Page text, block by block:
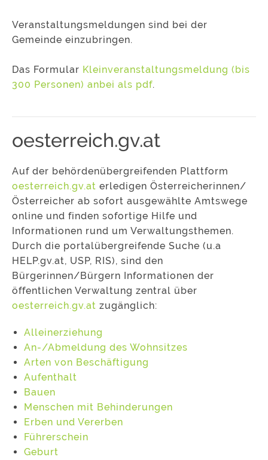
Veranstaltungsmeldungen sind bei der
Gemeinde einzubringen.
Das Formular Kleinveranstaltungsmeldung (bis
300 Personen) anbei als pdf.
oesterreich.gv.at
Auf der behördenübergreifenden Plattform
oesterreich.gv.at erledigen Österreicherinnen/
Österreicher ab sofort ausgewählte Amtswege
online und finden sofortige Hilfe und
Informationen rund um Verwaltungsthemen.
Durch die portalübergreifende Suche (u.a
HELP.gv.at, USP, RIS), sind den
Bürgerinnen/Bürgern Informationen der
öffentlichen Verwaltung zentral über
oesterreich.gv.at zugänglich:
Alleinerziehung
An-/Abmeldung des Wohnsitzes
Arten von Beschäftigung
Aufenthalt
Bauen
Menschen mit Behinderungen
Erben und Vererben
Führerschein
Geburt